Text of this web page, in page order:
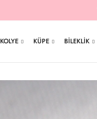
KOLYE KÜPE BILEKLIK